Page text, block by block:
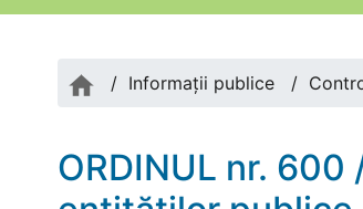
/ Informații publice /
ORDINUL nr.